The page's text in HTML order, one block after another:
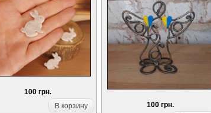
100 грн.
В корзину
100 грн.